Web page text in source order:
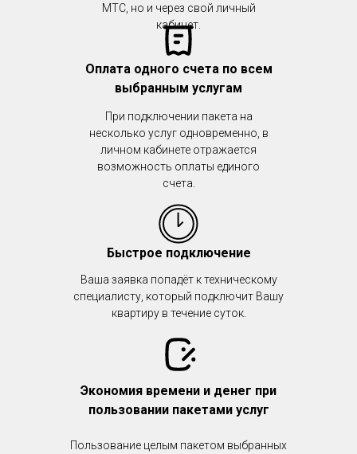
Быстрое подключение
Оплата одного счета по всем
выбранным услугам
Экономия времени и денег при
пользовании пакетами услуг
Ваша заявка попадёт к техническому
специалисту, который подключит Вашу
квартиру в течение суток.
При подключении пакета на
несколько услуг одновременно, в
личном кабинете отражается
возможность оплаты единого
счета.
МТС, но и через свой личный
кабинет.
Пользование целым пакетом выбранных